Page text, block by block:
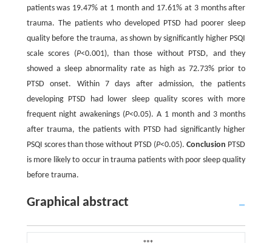
patients was 19.47% at 1 month and 17.61% at 3 months after
trauma. The patients who developed PTSD had poorer sleep
quality before the trauma, as shown by significantly higher PSQI
scale scores (P<0.001), than those without PTSD, and they
showed a sleep abnormality rate as high as 72.73% prior to
PTSD onset. Within 7 days after admission, the patients
developing PTSD had lower sleep quality scores with more
frequent night awakenings (P<0.05). A 1 month and 3 months
after trauma, the patients with PTSD had significantly higher
PSQI scores than those without PTSD (P<0.05).Conclusion PTSD
is more likely to occur in trauma patients with poor sleep quality
before trauma.
Graphical abstract